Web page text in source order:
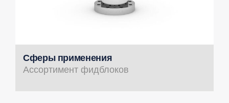
Сферы применения
Ассортимент фидблоков